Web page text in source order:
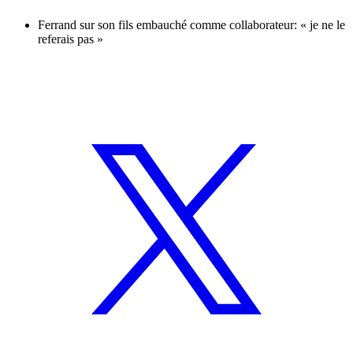
Ferrand sur son fils embauché comme collaborateur: « je ne le
referais pas »